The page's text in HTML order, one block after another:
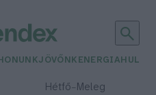
JÖVŐNK ENERGIA
Hétfő– Meleg